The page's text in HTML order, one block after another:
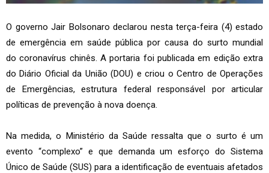
O governo Jair Bolsonaro declarou nesta terça-feira (4) estado
de emergência em saúde pública por causa do surto mundial
do coronavírus chinês. A portaria foi publicada em edição extra
do Diário Oficial da União (DOU) e criou o Centro de Operações
de Emergências, estrutura federal responsável por articular
políticas de prevenção à nova doença.
Na medida, o Ministério da Saúde ressalta que o surto é um
evento “complexo” e que demanda um esforço do Sistema
Único de Saúde (SUS) para a identificação de eventuais afetados